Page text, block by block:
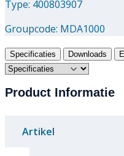
Type: 400803907
Groupcode: MDA1000
Specificaties Downloads
Product Informatie
Artikel